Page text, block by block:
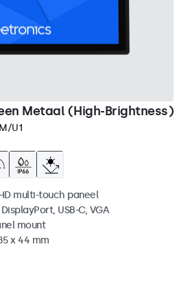
Metaal (High-Brightness)
U1
multi-touch paneel
USB-C, VGA
mount
x 44 mm